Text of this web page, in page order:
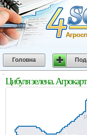
Головна
Цибуля зелена.